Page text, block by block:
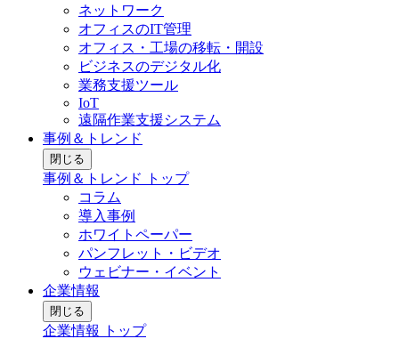
ネットワーク
オフィスのIT管理
オフィス・工場の移転・開設
ビジネスのデジタル化
業務支援ツール
IoT
遠隔作業支援システム
事例＆トレンド
閉じる
事例＆トレンド トップ
コラム
導入事例
ホワイトペーパー
パンフレット・ビデオ
ウェビナー・イベント
企業情報
閉じる
企業情報 トップ